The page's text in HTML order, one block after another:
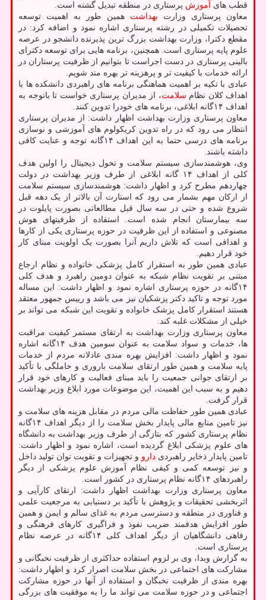
قطب های آموزش پرستاری در منطقه تبدیل گشته است.
معاون پرستاری وزارت بهداشت همین طور به اهمیت توسعه
تحصیلات تکمیلی در رشته پرستاری اشاره نمود و اضافه کرد: در
مقطع دکترا، وزارت بهداشت بزرگ ترین پذیرنده دانشجو در عرصه
علوم پایه پرستاری است. همچنین، برنامه هایی برای توسعه دکترای
بالینی پرستاری در دست اجراست تا بتوانیم از ظرفیت پرستاران در
ارائه خدمات با کیفیت تر و پرهزینه تر بهره مند شویم.
عبادی با تکیه بر اهمیت هماهنگی برنامه های راهبردی دانشکده ها با
اهداف کلان نظام سلامت، از مدیران پرستاری خواست تا باتوجه به
اهداف ۱۴گانه ابلاغی، برنامه های خودرا تدوین کنند.
معاون پرستاری وزارت بهداشت اظهار داشت: از مدیران پرستاری
انتظار می رود که در راه تدوین کریکولوم های آموزشی و نوسازی
برنامه های درسی حتما به این اهداف ۱۴گانه توجه و عنایت کافی
داشته باشند.
وی، هوشمندسازی سیستم سلامت و تحول دیجیتال را اولین هدف
کلی از اهداف ۱۴ گانه ابلاغی از طرف وزیر بهداشت در دولت
چهاردهم مطرح کرد و اظهار داشت: هوشمندسازی سیستم سلامت
از ارکان مهم بشمار می رود که استارت آن بالاتر از یک دهه قبل
شروع شده و حتی در سه سال قبل مطالعاتی بصورت پایلوت در
سه بیمارستان انجام شده است. استفاده از ظرفیتهای هوش
مصنوعی و استفاده از این ظرفیت در حوزه پرستاری یکی از کارها
و اهدافی است که تلاش داریم آنرا بصورت یک اولویت مبنای کار
خود قرار دهیم.
عبادی همین طور به استقرار کامل پزشکی خانواده و نظام ارجاع
مبتنی بر تقویت نظام شبکه به عنوان دومین راهبرد و هدف کلی
۱۴گانه در حوزه پرستاری اشاره نمود و اظهار داشت: این مساله
مورد توجه و تاکید دکتر پزشکیان نیز می باشد و رییس جمهور معتقد
هستند استقرار کامل پزشک خانواده و تقویت این شبکه می تواند بر
خیلی از مشکلات غلبه کند.
معاون پرستاری وزارت بهداشت به ارتقای مستمر کیفیت مراقبت
ها، خدمات و سواد سلامت به عنوان سومین هدف ۱۴گانه اشاره
نمود و اظهار داشت: افزایش بهره مندی عادلانه مردم از خدمات
پایه سلامت و همین طور ارتقای سلامت باروری و حاملگی با تأکید
بر ارتقای جوانی جمعیت را باید مبنای فعالیت و کارهای خود قرار
دهیم و به سبب این اهمیت، این موضوعات مورد ابلاغ وزیر بهداشت
قرار گرفت.
عبادی همین طور حفاظت مالی مردم در مقابل هزینه های سلامت و
نیز تامین منابع مالی پایدار بخش سلامت را از دیگر اهداف ۱۴گانه
نظام پرستاری کشور که بتازگی از طرف وزیر بهداشت به دانشگاه
های علوم پزشکی ابلاغ گردیده است، اشاره نمود و اظهار داشت:
تامین پایدار ذخایر راهبردی دارو و تجهیزات و تقویت توان تولید داخل
و نیز توسعه کمی و کیفی نظام آموزش علوم پزشکی از دیگر
راهبردهای ۱۴گانه نظام پرستاری در کشور است.
معاون پرستاری وزارت بهداشت اظهار داشت: ارتقای کارآیی و
اثربخشی تحقیقات و پژوهش با تأکید بر دستیابی به مرجعیت علمی
و فناوری در منطقه و دسترسی مردم به غذای سالم و ایمن و همین
طور افزایش هدفمند ضریب نفوذ و فراگیری کارهای فرهنگی و
رفاهی دانشگاهیان از دیگر اهداف کلی ۱۴گانه در عرصه نظام
پرستاری است.
به گزارش وبدا، وی بر لزوم استفاده حداکثری از ظرفیت نخبگانی و
مشارکت های اجتماعی در بخش سلامت اصرار کرد و اظهار داشت:
بهره مندی از ظرفیت نخبگان و استفاده از آنها در حوزه مشارکت
اجتماعی و در حوزه سلامت می تواند ما را به موفقیت های بزرگی